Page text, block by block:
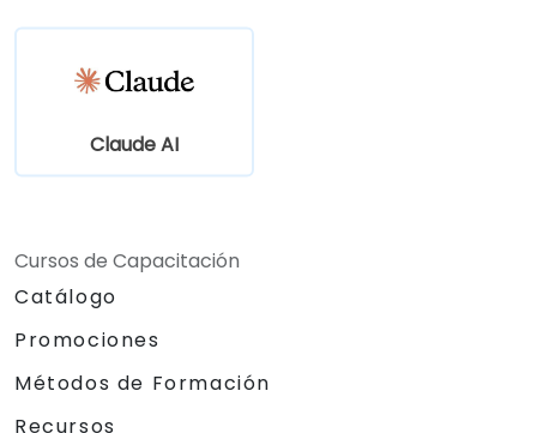
Claude AI
Cursos de Capacitación
Catálogo
Promociones
Métodos de Formación
Recursos